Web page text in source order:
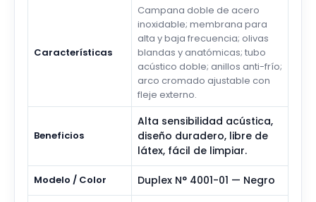
Características
Campana doble de acero
inoxidable; membrana para
alta y baja frecuencia; olivas
blandas y anatómicas; tubo
acústico doble; anillos anti-frío;
arco cromado ajustable con
fleje externo.
Beneficios
Alta sensibilidad acústica,
diseño duradero, libre de
látex, fácil de limpiar.
Modelo / Color Duplex N° 4001-01 — Negro